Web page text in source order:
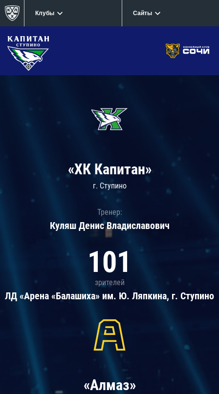
Клубы Сайты
«ХК Капитан»
г. Ступино
Тренер:
Куляш Денис Владиславович
101
зрителей
ЛД «Арена «Балашиха» им. Ю. Ляпкина, г. Ступино
«Алмаз»